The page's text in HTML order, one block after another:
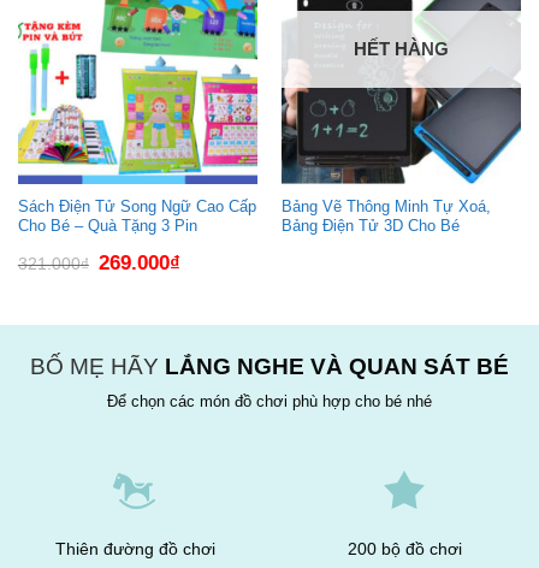
Sách Điện Tử Song Ngữ Cao Cấp
Cho Bé – Quà Tặng 3 Pin
321.000₫ Giá
gốc
269.000₫Giá
hiện
HẾT HÀNG
Bảng Vẽ Thông Minh Tự Xoá,
Bảng Điện Tử 3D Cho Bé
BỐ MẸ HÃY LẮNG NGHE VÀ QUAN SÁT BÉ
Để chọn các món đồ chơi phù hợp cho bé nhé
Thiên đường đồ chơi
200 bộ đồ chơi